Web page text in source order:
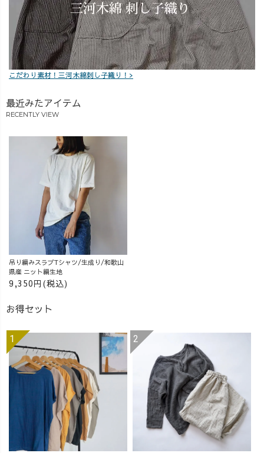
こだわり素材！三河木綿刺し子織り！>
最近みたアイテム
RECENTLY VIEW
吊り編みスラブTシャツ/生成り/和歌山
県産 ニット編生地
9,350円(税込)
お得セット